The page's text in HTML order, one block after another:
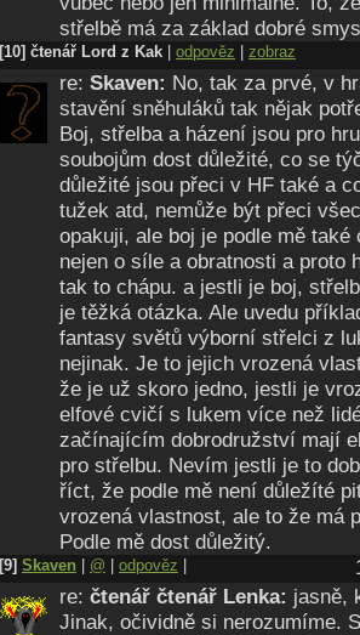
střelbě má za základ dobré
[10] čtenář Lord z Kak odpověz zobraz
re: Skaven: No, tak za prvé, v
stavění sněhuláků tak nějak
Boj, střelba a házení jsou pro
soubojům dost důležité, co se
důležité jsou přeci v HF také a
tužek atd, nemůže být přeci
opakuji, ale boj je podle mě
nejen o síle a obratnosti a proto
tak to chápu. a jestli je boj,
je těžká otázka. Ale uvedu
fantasy světů výborní střelci z
nejinak. Je to jejich vrozená
že je už skoro jedno, jestli je
elfové cvičí s lukem více než
začínajícím dobrodružství mají
pro střelbu. Nevím jestli je to
říct, že podle mě není důležíté
vrozená vlastnost, ale to že má
Podle mě dost důležitý.
[9] Skaven @ odpověz
re: čtenář čtenář Lenka: jasně,
Jinak, očividně si nerozumíme.